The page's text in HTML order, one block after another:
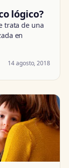
lógico?
trata de una
en
14 agosto, 2018